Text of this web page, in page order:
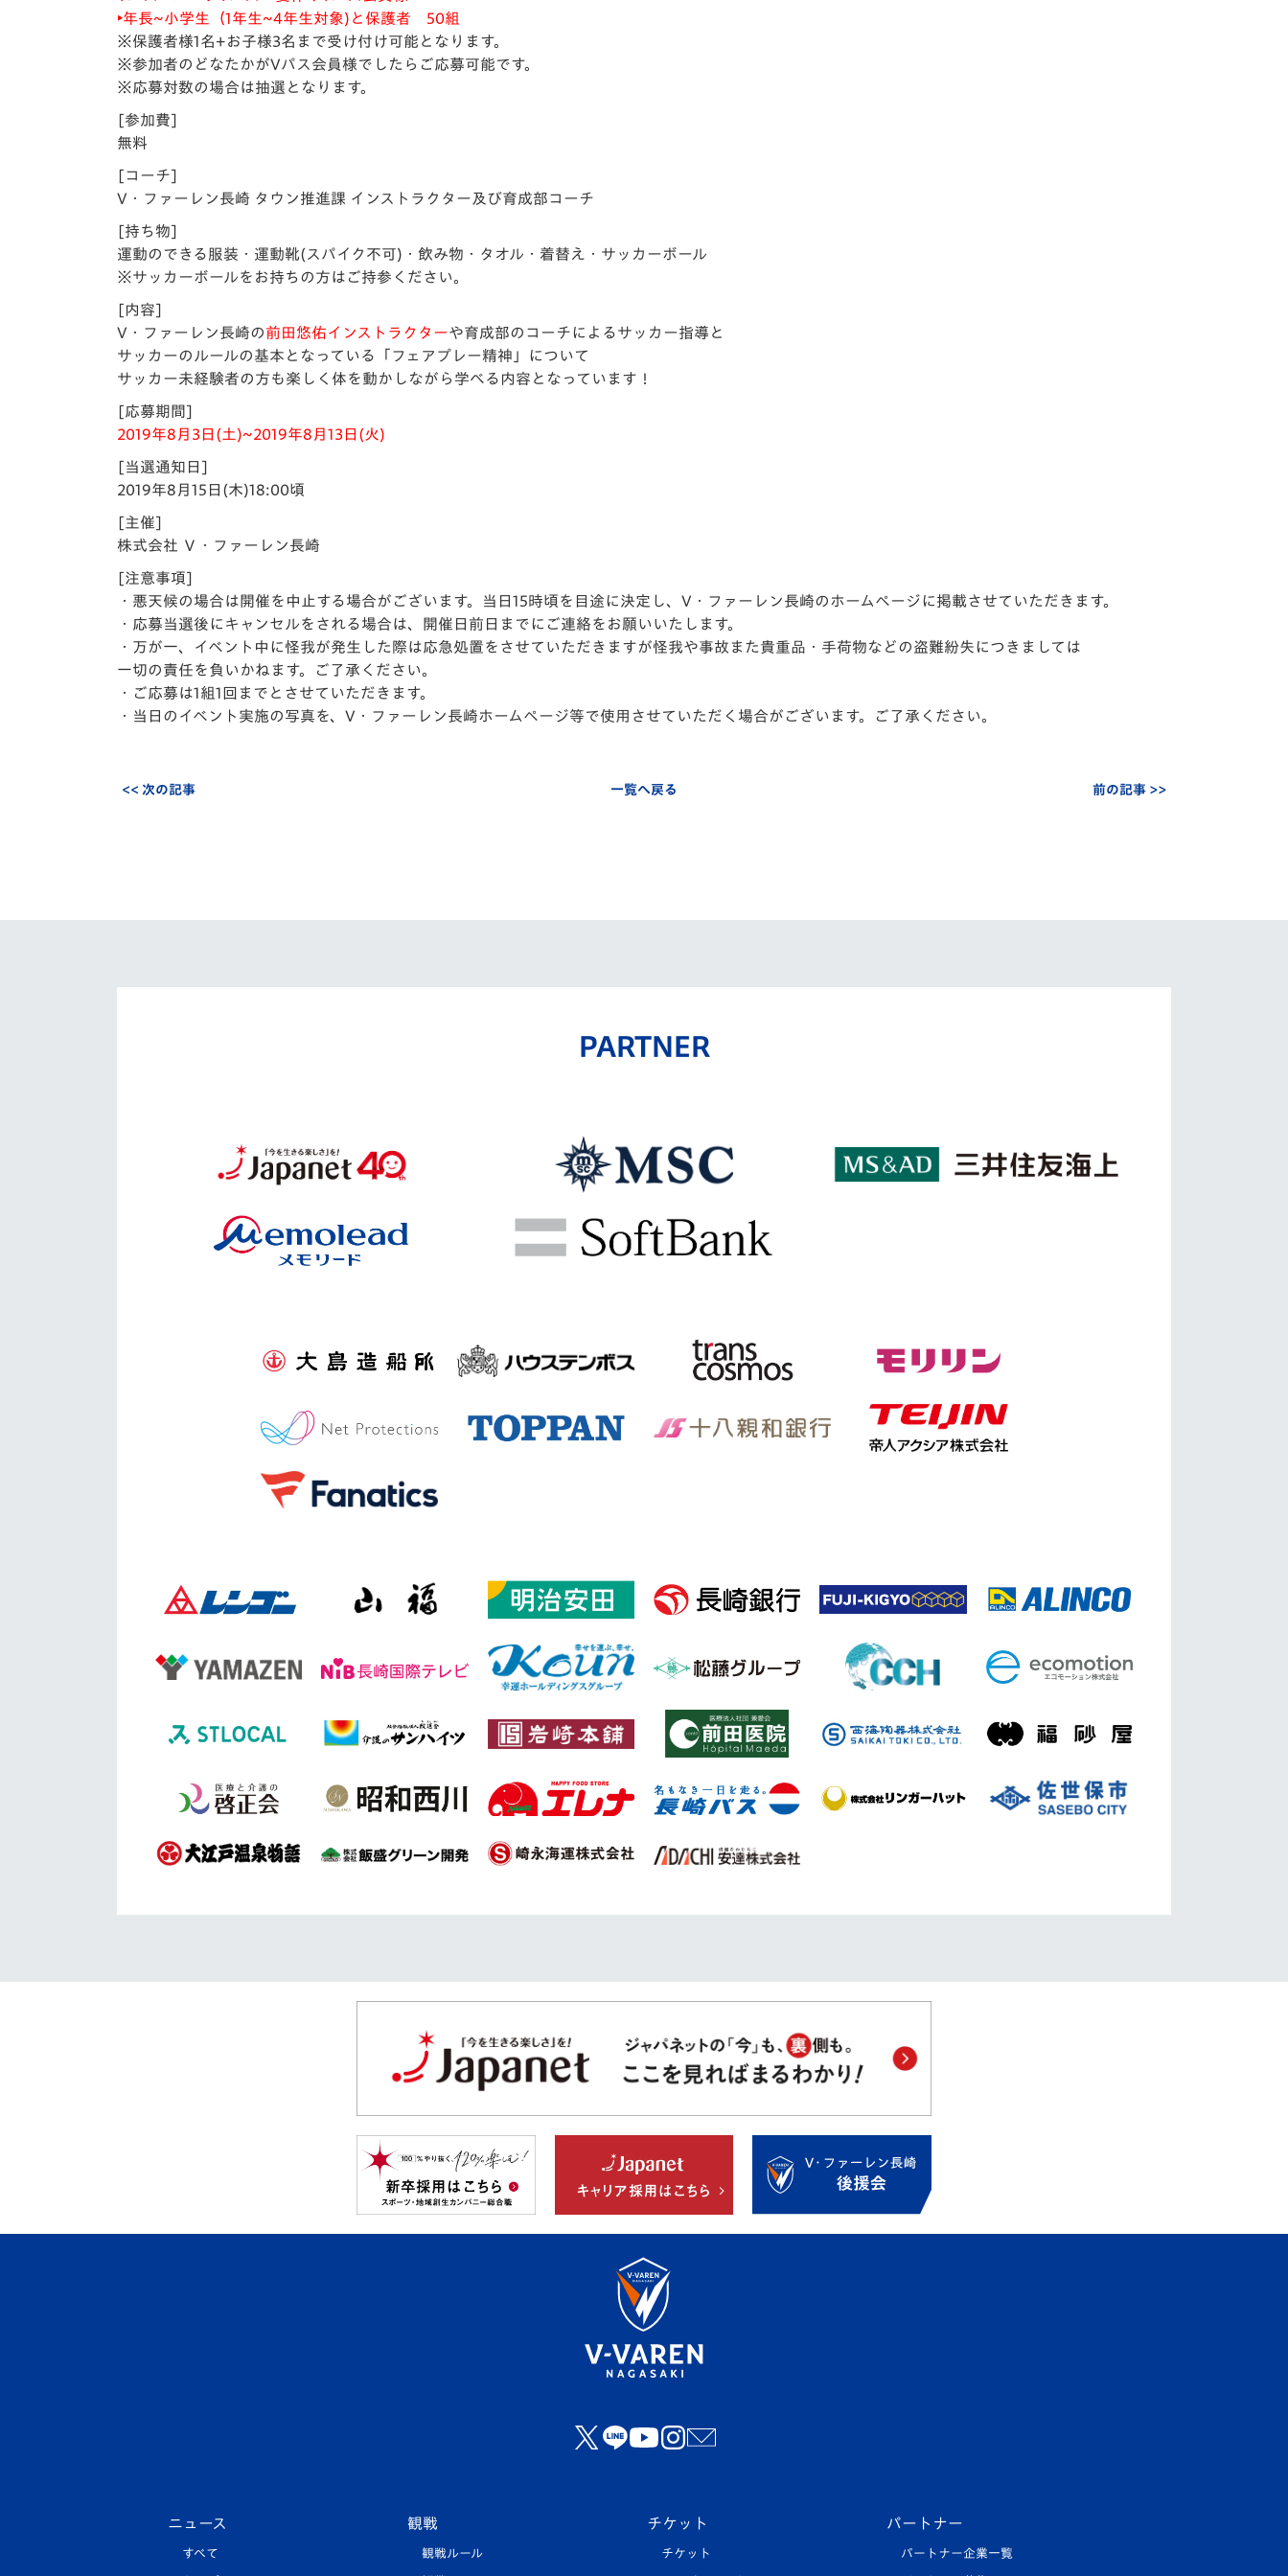
‣年長~小学生（1年生~4年生対象)と保護者 50組
※保護者様1名+お子様3名まで受け付け可能となります。
※参加者のどなたかがVパス会員様でしたらご応募可能です。
※応募対数の場合は抽選となります。
[参加費]
無料
[コーチ]
V・ファーレン長崎 タウン推進課 インストラクター及び育成部コーチ
[持ち物]
運動のできる服装・運動靴(スパイク不可)・飲み物・タオル・着替え・サッカーボール
※サッカーボールをお持ちの方はご持参ください。
[内容]
V・ファーレン長崎の前田悠佑インストラクターや育成部のコーチによるサッカー指導と
サッカーのルールの基本となっている「フェアプレー精神」について
サッカー未経験者の方も楽しく体を動かしながら学べる内容となっています！
[応募期間]
2019年8月3日(土)~2019年8月13日(火)
[当選通知日]
2019年8月15日(木)18:00頃
[主催]
株式会社 Ｖ・ファーレン長崎
[注意事項]
・悪天候の場合は開催を中止する場合がございます。当日15時頃を目途に決定し、V・ファーレン長崎のホームページに掲載させていただきます。
・応募当選後にキャンセルをされる場合は、開催日前日までにご連絡をお願いいたします。
・万が一、イベント中に怪我が発生した際は応急処置をさせていただきますが怪我や事故また貴重品・手荷物などの盗難紛失につきましては
一切の責任を負いかねます。ご了承ください。
・ご応募は1組1回までとさせていただきます。
・当日のイベント実施の写真を、V・ファーレン長崎ホームページ等で使用させていただく場合がございます。ご了承ください。
<< 次の記事 一覧へ戻る 前の記事 >>
PARTNER
ニュース
すべて
観戦
観戦ルール
チケット
チケット
パートナー
パートナー企業一覧